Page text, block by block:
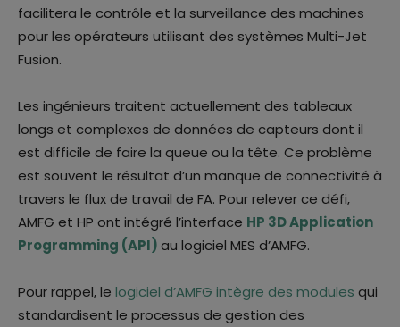
facilitera le contrôle et la surveillance des machines
pour les opérateurs utilisant des systèmes Multi-Jet
Fusion.
Les ingénieurs traitent actuellement des tableaux
longs et complexes de données de capteurs dont il
est difficile de faire la queue ou la tête. Ce problème
est souvent le résultat d’un manque de connectivité à
travers le flux de travail de FA. Pour relever ce défi,
AMFG et HP ont intégré l’interface HP 3D Application
Programming (API)au logiciel MES d’AMFG.
Pour rappel, le logiciel d’AMFG intègre des modules qui
standardisent le processus de gestion des